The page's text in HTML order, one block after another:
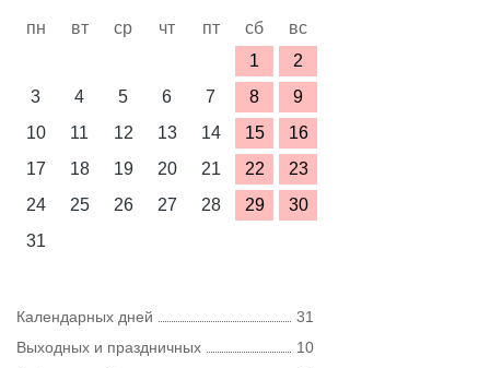
пн вт ср чт пт сб
вс
1
2
3
4 5 6 7 8
9
10
11 12 13 14 15
16
17
18 19 20 21 22
23
24
25 26 27 28 29
30
31
Календарных дней
31
Выходных и праздничных
10